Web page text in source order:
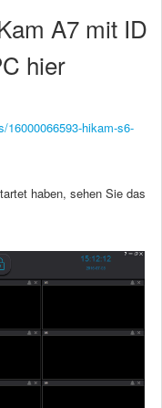
A7 mit ID
hier
hikam-s6-
haben, sehen Sie das